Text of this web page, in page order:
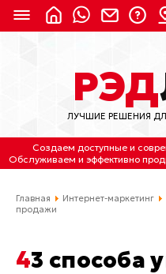
8 (800)
Мск)
(4212)
(4212)
Отдельный
РЭД
ЛУЧШИЕ РЕШЕНИЯ
Создаем доступные и
Обслуживаем и эффективно
Главная Интернет-маркетинг
продажи
43 способа увеличить